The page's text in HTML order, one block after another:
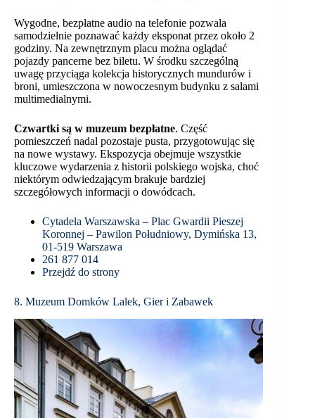
Wygodne, bezpłatne audio na telefonie pozwala
samodzielnie poznawać każdy eksponat przez około 2
godziny. Na zewnętrznym placu można oglądać
pojazdy pancerne bez biletu. W środku szczególną
uwagę przyciąga kolekcja historycznych mundurów i
broni, umieszczona w nowoczesnym budynku z salami
multimedialnymi.
Czwartki są w muzeum bezpłatne. Część
pomieszczeń nadal pozostaje pusta, przygotowując się
na nowe wystawy. Ekspozycja obejmuje wszystkie
kluczowe wydarzenia z historii polskiego wojska, choć
niektórym odwiedzającym brakuje bardziej
szczegółowych informacji o dowódcach.
Cytadela Warszawska – Plac Gwardii Pieszej
Koronnej – Pawilon Południowy, Dymińska 13,
01-519 Warszawa
261 877 014
Przejdź do strony
8. Muzeum Domków Lalek, Gier i Zabawek